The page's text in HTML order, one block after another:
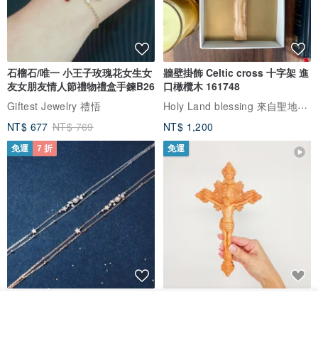
石榴石/唯一 小王子玫瑰花女生女
友女朋友情人節禮物禮盒手鍊B26
Giftest Jewelry 禮悟
NT$ 677 NT$ 769
牆壁掛飾 Celtic cross 十字架 進
口橄欖木 161748
Holy Land blessing 來自聖地的祝福
NT$ 1,200
免運 7 折 免運